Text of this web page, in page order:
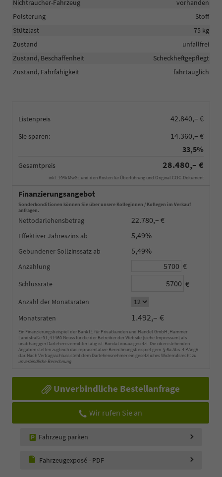
Listenpreis 42.840,– €
Sie sparen:
14.360,– €
33,5%
Gesamtpreis 28.480,– €
inkl. 19% MwSt. und den Kosten für Überführung und Original COC-Dokument
Finanzierungsangebot
Sonderkonditionen können Sie über unsere Kolleginnen / Kollegen im Verkauf
anfragen.
Nettodarlehensbetrag 22.780,– €
Effektiver Jahreszins 5,49%
Gebundener Sollzinssatz 5,49%
Anzahlung €
Schlussrate €
Anzahl der Monatsraten
Monatsraten
1.492,– €
Ein Finanzierungsbeispiel der Bank11 für Privatkunden und Handel GmbH, Hammer
Landstraße 91, 41460 Neuss für die der Betreiber der Website (siehe Impressum) als
unabhängiger Darlehensvermittler tätig ist. Bonität vorausgesetzt. Die oben stehenden
Angaben stellen zugleich das repräsentative Berechnungsbeispiel gem. § 6a Abs. 4 PAngV
dar. Nach Vertragsschluss steht dem Darlehensnehmer ein gesetzliches Widerrufsrecht zu.
unverbindliche Berechnung
Unverbindliche Bestellanfrage
Wir rufen Sie an
Fahrzeug parken
Fahrzeugexposé - PDF
Nichtraucher-Fahrzeug
vorhanden
Polsterung
Stoff
Stützlast
75 kg
Zustand
unfallfrei
Zustand, Beschaffenheit
Scheckheftgepflegt
Zustand, Fahrfähigkeit
fahrtauglich